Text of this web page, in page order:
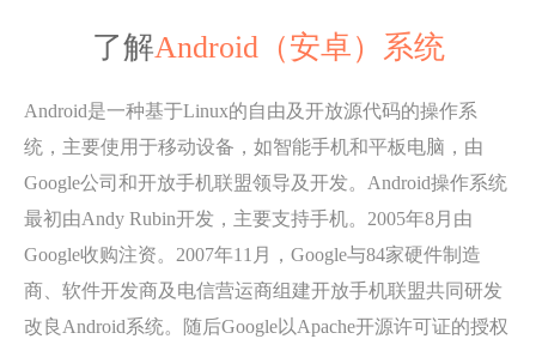
了解Android（安卓）系统
Android是一种基于Linux的自由及开放源代码的操作系
统，主要使用于移动设备，如智能手机和平板电脑，由
Google公司和开放手机联盟领导及开发。Android操作系统
最初由Andy Rubin开发，主要支持手机。2005年8月由
Google收购注资。2007年11月，Google与84家硬件制造
商、软件开发商及电信营运商组建开放手机联盟共同研发
改良Android系统。随后Google以Apache开源许可证的授权